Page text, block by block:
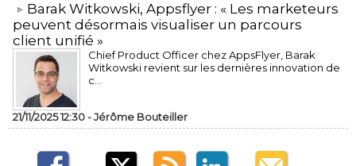
​Barak Witkowski, Appsflyer : « Les marketeurs
peuvent désormais visualiser un parcours
client unifié »
Chief Product Officer chez AppsFlyer, ​Barak
Witkowski revient sur les dernières innovation de
c...
21/11/2025 12:30 -Jérôme Bouteiller